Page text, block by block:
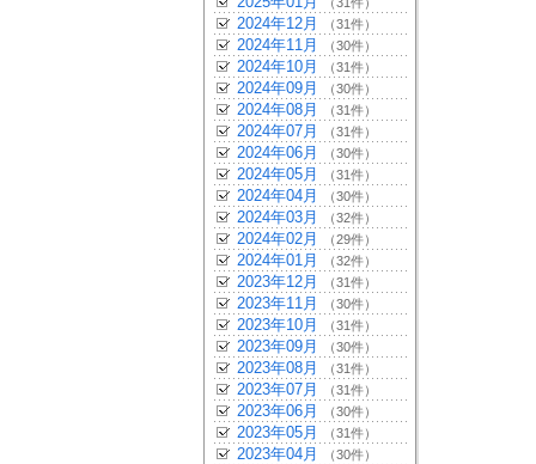
2024年12月 （31件）
2024年11月 （30件）
2024年10月 （31件）
2024年09月 （30件）
2024年08月 （31件）
2024年07月 （31件）
2024年06月 （30件）
2024年05月 （31件）
2024年04月 （30件）
2024年03月 （32件）
2024年02月 （29件）
2024年01月 （32件）
2023年12月 （31件）
2023年11月 （30件）
2023年10月 （31件）
2023年09月 （30件）
2023年08月 （31件）
2023年07月 （31件）
2023年06月 （30件）
2023年05月 （31件）
2023年04月 （30件）